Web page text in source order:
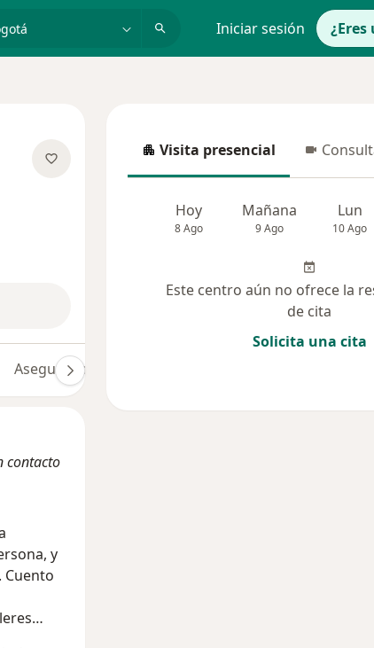
Iniciar sesión
Aseguradoras
contacto
y
Cuento
Visita presencial
Visita presencial
Hoy
8 Ago
Mañana
9 Ago
Lun
10 Ago
Este centro aún no ofrece la
de cita
Solicita una cita